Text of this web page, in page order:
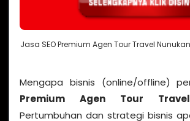
Jasa SEO Premium Agen Tour Travel
Mengapa bisnis (online/offline)
Premium Agen Tour
Pertumbuhan dan strategi bisnis